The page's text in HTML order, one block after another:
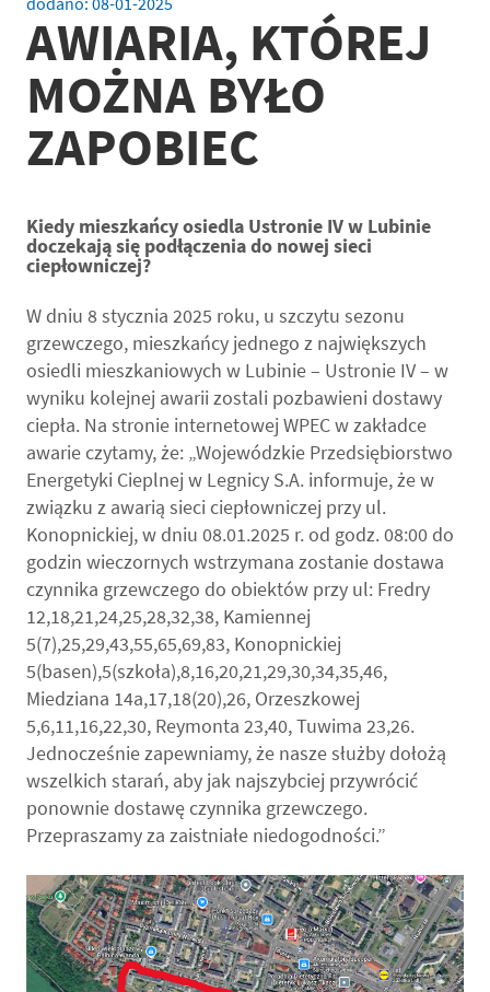
AWIARIA, KTÓREJ
MOŻNA BYŁO
ZAPOBIEC
Kiedy mieszkańcy osiedla Ustronie IV w Lubinie
doczekają się podłączenia do nowej sieci
ciepłowniczej?
W dniu 8 stycznia 2025 roku, u szczytu sezonu
grzewczego, mieszkańcy jednego z największych
osiedli mieszkaniowych w Lubinie – Ustronie IV – w
wyniku kolejnej awarii zostali pozbawieni dostawy
ciepła. Na stronie internetowej WPEC w zakładce
awarie czytamy, że: „Wojewódzkie Przedsiębiorstwo
Energetyki Cieplnej w Legnicy S.A. informuje, że w
związku z awarią sieci ciepłowniczej przy ul.
Konopnickiej, w dniu 08.01.2025 r. od godz. 08:00 do
godzin wieczornych wstrzymana zostanie dostawa
czynnika grzewczego do obiektów przy ul: Fredry
12,18,21,24,25,28,32,38, Kamiennej
5(7),25,29,43,55,65,69,83, Konopnickiej
5(basen),5(szkoła),8,16,20,21,29,30,34,35,46,
Miedziana 14a,17,18(20),26, Orzeszkowej
5,6,11,16,22,30, Reymonta 23,40, Tuwima 23,26.
Jednocześnie zapewniamy, że nasze służby dołożą
wszelkich starań, aby jak najszybciej przywrócić
ponownie dostawę czynnika grzewczego.
Przepraszamy za zaistniałe niedogodności.”